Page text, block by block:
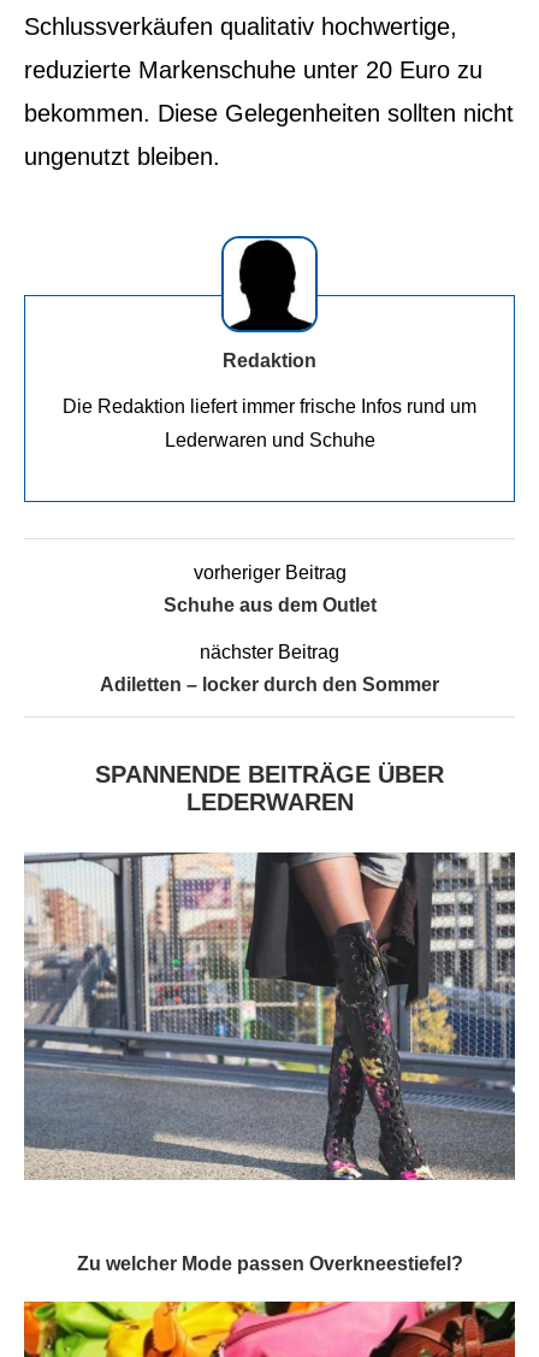
Schlussverkäufen qualitativ hochwertige,
reduzierte Markenschuhe unter 20 Euro zu
bekommen. Diese Gelegenheiten sollten nicht
ungenutzt bleiben.
Redaktion
Die Redaktion liefert immer frische Infos rund um
Lederwaren und Schuhe
vorheriger Beitrag
Schuhe aus dem Outlet
nächster Beitrag
Adiletten – locker durch den Sommer
SPANNENDE BEITRÄGE ÜBER
LEDERWAREN
Zu welcher Mode passen Overkneestiefel?